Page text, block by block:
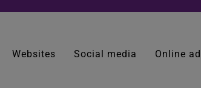
Websites Social media Online